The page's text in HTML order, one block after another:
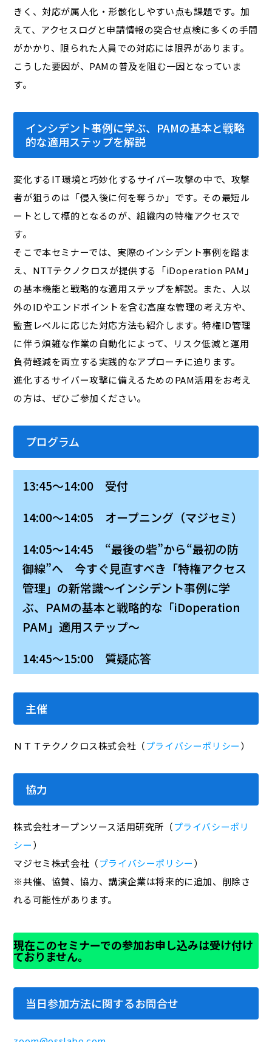
きく、対応が属人化・形骸化しやすい点も課題です。加
えて、アクセスログと申請情報の突合せ点検に多くの手間
がかかり、限られた人員での対応には限界があります。
こうした要因が、PAMの普及を阻む一因となっていま
す。
インシデント事例に学ぶ、PAMの基本と戦略
的な適用ステップを解説
変化するIT環境と巧妙化するサイバー攻撃の中で、攻撃
者が狙うのは「侵入後に何を奪うか」です。その最短ル
ートとして標的となるのが、組織内の特権アクセスで
す。
そこで本セミナーでは、実際のインシデント事例を踏ま
え、NTTテクノクロスが提供する「iDoperation PAM」
の基本機能と戦略的な適用ステップを解説。また、人以
外のIDやエンドポイントを含む高度な管理の考え方や、
監査レベルに応じた対応方法も紹介します。特権ID管理
に伴う煩雑な作業の自動化によって、リスク低減と運用
負荷軽減を両立する実践的なアプローチに迫ります。
進化するサイバー攻撃に備えるためのPAM活用をお考え
の方は、ぜひご参加ください。
プログラム
13:45～14:00 受付
14:00～14:05 オープニング（マジセミ）
14:05～14:45 “最後の砦”から“最初の防
御線”へ 今すぐ見直すべき「特権アクセス
管理」の新常識～インシデント事例に学
ぶ、PAMの基本と戦略的な「iDoperation
PAM」適用ステップ～
14:45～15:00 質疑応答
主催
ＮＴＴテクノクロス株式会社（プライバシーポリシー）
協力
株式会社オープンソース活用研究所（プライバシーポリ
シー）
マジセミ株式会社（プライバシーポリシー）
※共催、協賛、協力、講演企業は将来的に追加、削除さ
れる可能性があります。
現在このセミナーでの参加お申し込みは受け付け
ておりません。
当日参加方法に関するお問合せ